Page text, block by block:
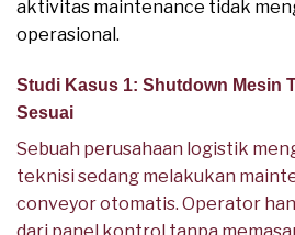
aktivitas maintenance tidak
operasional.
Studi Kasus 1: Shutdown Mesin
Sesuai
Sebuah perusahaan logistik
teknisi sedang melakukan
conveyor otomatis. Operator